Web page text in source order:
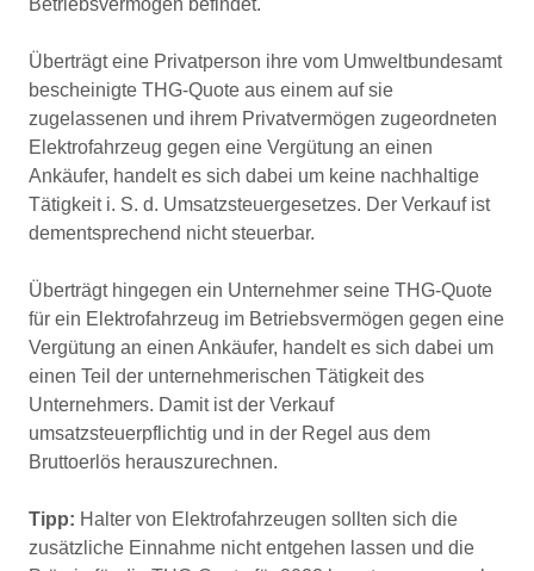
Überträgt eine Privatperson ihre vom Umweltbundesamt
bescheinigte THG-Quote aus einem auf sie
zugelassenen und ihrem Privatvermögen zugeordneten
Elektrofahrzeug gegen eine Vergütung an einen
Ankäufer, handelt es sich dabei um keine nachhaltige
Tätigkeit i. S. d. Umsatzsteuergesetzes. Der Verkauf ist
dementsprechend nicht steuerbar.
Überträgt hingegen ein Unternehmer seine THG-Quote
für ein Elektrofahrzeug im Betriebsvermögen gegen eine
Vergütung an einen Ankäufer, handelt es sich dabei um
einen Teil der unternehmerischen Tätigkeit des
Unternehmers. Damit ist der Verkauf
umsatzsteuerpflichtig und in der Regel aus dem
Bruttoerlös herauszurechnen.
Tipp: Halter von Elektrofahrzeugen sollten sich die
zusätzliche Einnahme nicht entgehen lassen und die